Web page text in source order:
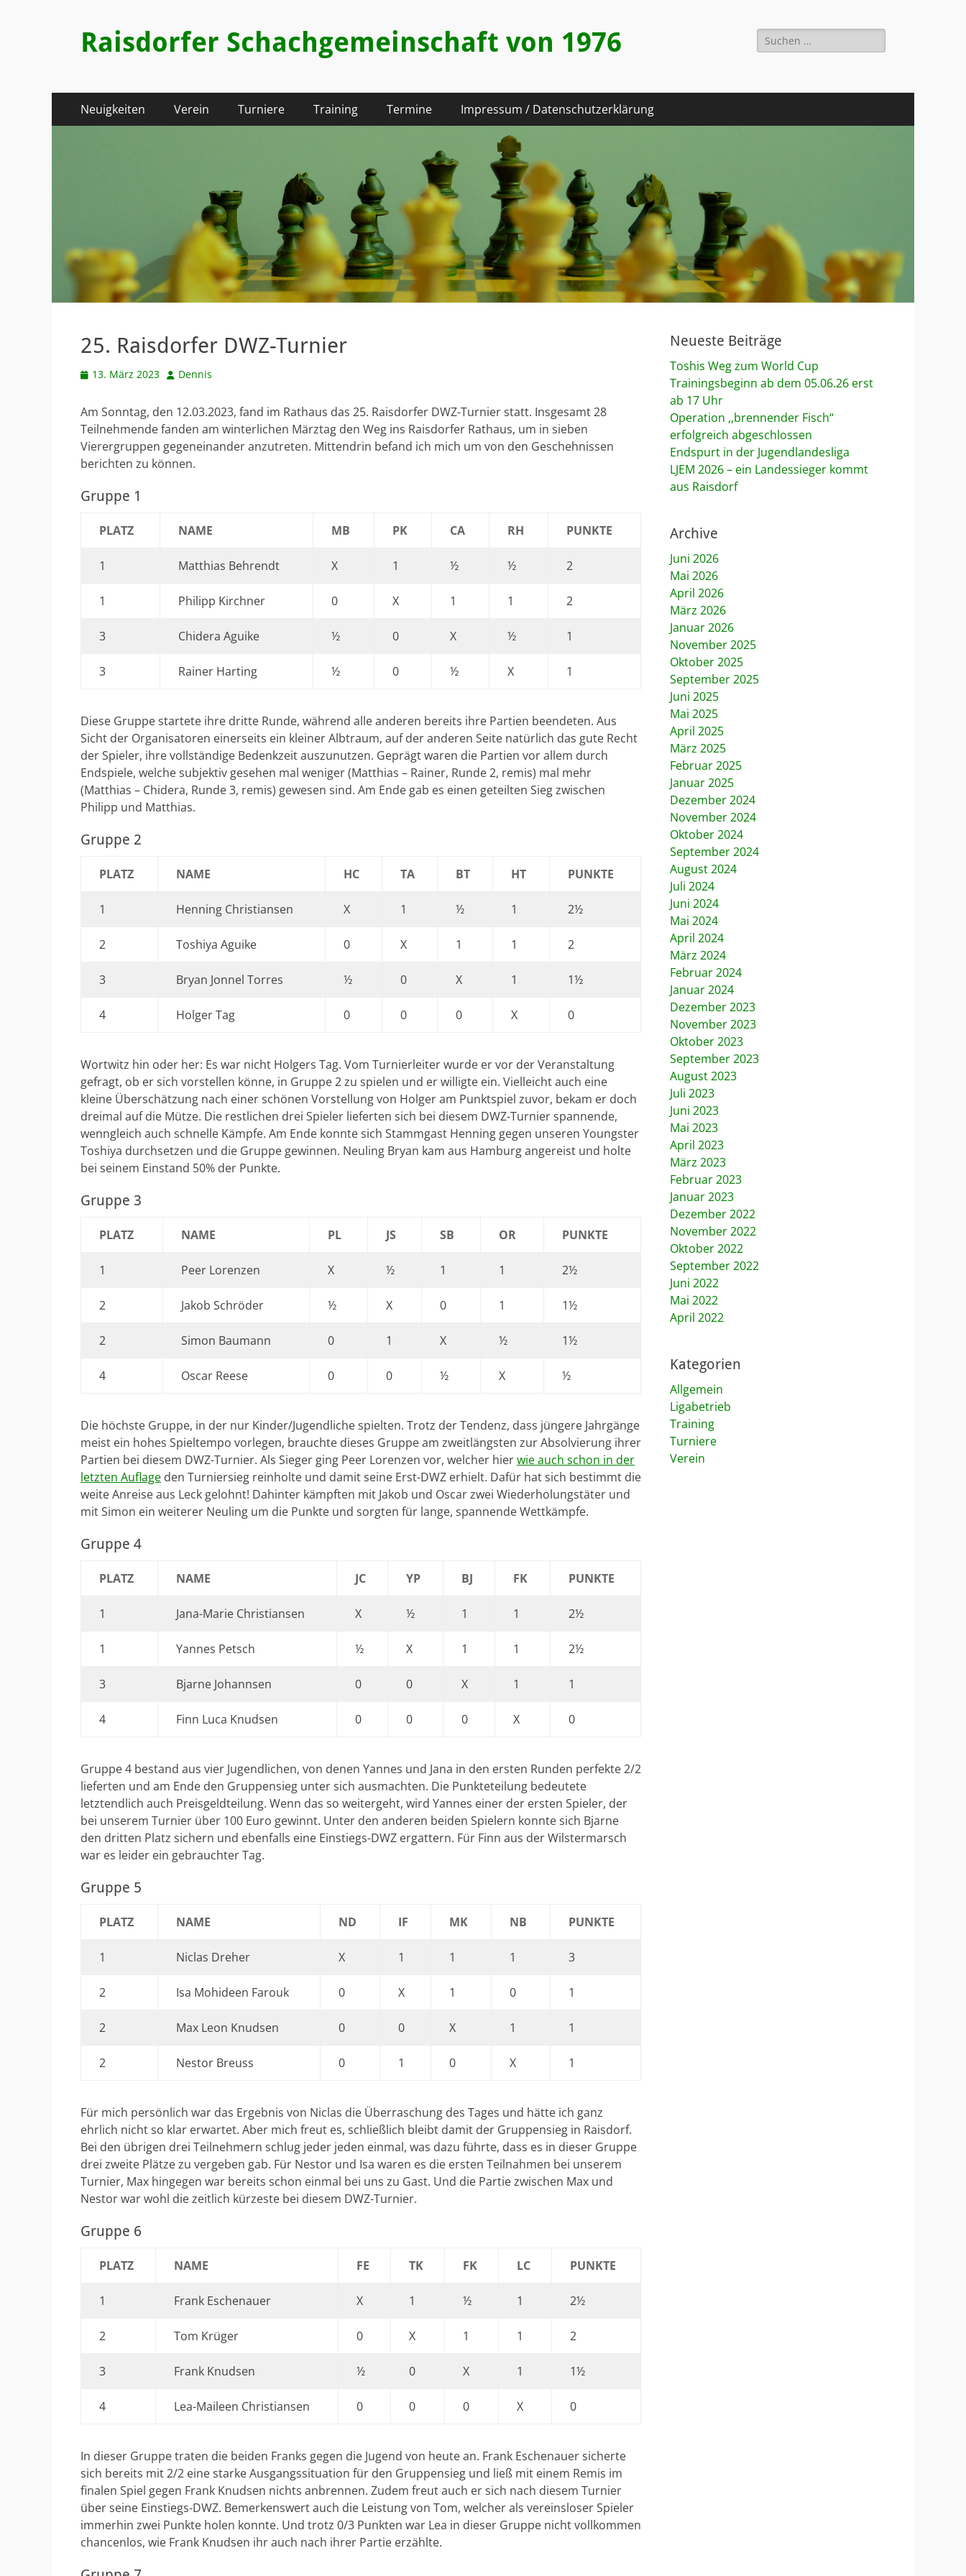
Raisdorfer Schachgemeinschaft von 1976
Suchen
nach:
Primäres
Menü
Inhalt
Neuigkeiten Verein Turniere Training Termine Impressum / Datenschutzerklärung
25. Raisdorfer DWZ-Turnier
Veröffentlicht
13. März 2023 AutorDennis
Am Sonntag, den 12.03.2023, fand im Rathaus das 25. Raisdorfer DWZ-Turnier statt. Insgesamt 28
Teilnehmende fanden am winterlichen Märztag den Weg ins Raisdorfer Rathaus, um in sieben
Vierergruppen gegeneinander anzutreten. Mittendrin befand ich mich um von den Geschehnissen
berichten zu können.
Gruppe 1
PLATZ NAME MB PK CA RH PUNKTE
1 Matthias Behrendt X 1 ½ ½ 2
1 Philipp Kirchner 0 X 1 1 2
3 Chidera Aguike ½ 0 X ½ 1
3 Rainer Harting ½ 0 ½ X 1
Diese Gruppe startete ihre dritte Runde, während alle anderen bereits ihre Partien beendeten. Aus
Sicht der Organisatoren einerseits ein kleiner Albtraum, auf der anderen Seite natürlich das gute Recht
der Spieler, ihre vollständige Bedenkzeit auszunutzen. Geprägt waren die Partien vor allem durch
Endspiele, welche subjektiv gesehen mal weniger (Matthias – Rainer, Runde 2, remis) mal mehr
(Matthias – Chidera, Runde 3, remis) gewesen sind. Am Ende gab es einen geteilten Sieg zwischen
Philipp und Matthias.
Gruppe 2
PLATZ NAME HC TA BT HT PUNKTE
1 Henning Christiansen X 1 ½ 1 2½
2 Toshiya Aguike 0 X 1 1 2
3 Bryan Jonnel Torres ½ 0 X 1 1½
4 Holger Tag 0 0 0 X 0
Wortwitz hin oder her: Es war nicht Holgers Tag. Vom Turnierleiter wurde er vor der Veranstaltung
gefragt, ob er sich vorstellen könne, in Gruppe 2 zu spielen und er willigte ein. Vielleicht auch eine
kleine Überschätzung nach einer schönen Vorstellung von Holger am Punktspiel zuvor, bekam er doch
dreimal auf die Mütze. Die restlichen drei Spieler lieferten sich bei diesem DWZ-Turnier spannende,
wenngleich auch schnelle Kämpfe. Am Ende konnte sich Stammgast Henning gegen unseren Youngster
Toshiya durchsetzen und die Gruppe gewinnen. Neuling Bryan kam aus Hamburg angereist und holte
bei seinem Einstand 50% der Punkte.
Gruppe 3
PLATZ NAME PL JS SB OR PUNKTE
1 Peer Lorenzen X ½ 1 1 2½
2 Jakob Schröder ½ X 0 1 1½
2 Simon Baumann 0 1 X ½ 1½
4 Oscar Reese 0 0 ½ X ½
Die höchste Gruppe, in der nur Kinder/Jugendliche spielten. Trotz der Tendenz, dass jüngere Jahrgänge
meist ein hohes Spieltempo vorlegen, brauchte dieses Gruppe am zweitlängsten zur Absolvierung ihrer
Partien bei diesem DWZ-Turnier. Als Sieger ging Peer Lorenzen vor, welcher hierwie auch schon in der
letzten Auflage den Turniersieg reinholte und damit seine Erst-DWZ erhielt. Dafür hat sich bestimmt die
weite Anreise aus Leck gelohnt! Dahinter kämpften mit Jakob und Oscar zwei Wiederholungstäter und
mit Simon ein weiterer Neuling um die Punkte und sorgten für lange, spannende Wettkämpfe.
Gruppe 4
PLATZ NAME JC YP BJ FK PUNKTE
1 Jana-Marie Christiansen X ½ 1 1 2½
1 Yannes Petsch ½ X 1 1 2½
3 Bjarne Johannsen 0 0 X 1 1
4 Finn Luca Knudsen 0 0 0 X 0
Gruppe 4 bestand aus vier Jugendlichen, von denen Yannes und Jana in den ersten Runden perfekte 2/2
lieferten und am Ende den Gruppensieg unter sich ausmachten. Die Punkteteilung bedeutete
letztendlich auch Preisgeldteilung. Wenn das so weitergeht, wird Yannes einer der ersten Spieler, der
bei unserem Turnier über 100 Euro gewinnt. Unter den anderen beiden Spielern konnte sich Bjarne
den dritten Platz sichern und ebenfalls eine Einstiegs-DWZ ergattern. Für Finn aus der Wilstermarsch
war es leider ein gebrauchter Tag.
Gruppe 5
PLATZ NAME ND IF MK NB PUNKTE
1 Niclas Dreher X 1 1 1 3
2 Isa Mohideen Farouk 0 X 1 0 1
2 Max Leon Knudsen 0 0 X 1 1
2 Nestor Breuss 0 1 0 X 1
Für mich persönlich war das Ergebnis von Niclas die Überraschung des Tages und hätte ich ganz
ehrlich nicht so klar erwartet. Aber mich freut es, schließlich bleibt damit der Gruppensieg in Raisdorf.
Bei den übrigen drei Teilnehmern schlug jeder jeden einmal, was dazu führte, dass es in dieser Gruppe
drei zweite Plätze zu vergeben gab. Für Nestor und Isa waren es die ersten Teilnahmen bei unserem
Turnier, Max hingegen war bereits schon einmal bei uns zu Gast. Und die Partie zwischen Max und
Nestor war wohl die zeitlich kürzeste bei diesem DWZ-Turnier.
Gruppe 6
PLATZ NAME FE TK FK LC PUNKTE
1 Frank Eschenauer X 1 ½ 1 2½
2 Tom Krüger 0 X 1 1 2
3 Frank Knudsen ½ 0 X 1 1½
4 Lea-Maileen Christiansen 0 0 0 X 0
In dieser Gruppe traten die beiden Franks gegen die Jugend von heute an. Frank Eschenauer sicherte
sich bereits mit 2/2 eine starke Ausgangssituation für den Gruppensieg und ließ mit einem Remis im
finalen Spiel gegen Frank Knudsen nichts anbrennen. Zudem freut auch er sich nach diesem Turnier
über seine Einstiegs-DWZ. Bemerkenswert auch die Leistung von Tom, welcher als vereinsloser Spieler
immerhin zwei Punkte holen konnte. Und trotz 0/3 Punkten war Lea in dieser Gruppe nicht vollkommen
chancenlos, wie Frank Knudsen ihr auch nach ihrer Partie erzählte.
Neueste Beiträge
Toshis Weg zum World Cup
Trainingsbeginn ab dem 05.06.26 erst
ab 17 Uhr
Operation ,,brennender Fisch“
erfolgreich abgeschlossen
Endspurt in der Jugendlandesliga
LJEM 2026 – ein Landessieger kommt
aus Raisdorf
Archive
Juni 2026
Mai 2026
April 2026
März 2026
Januar 2026
November 2025
Oktober 2025
September 2025
Juni 2025
Mai 2025
April 2025
März 2025
Februar 2025
Januar 2025
Dezember 2024
November 2024
Oktober 2024
September 2024
August 2024
Juli 2024
Juni 2024
Mai 2024
April 2024
März 2024
Februar 2024
Januar 2024
Dezember 2023
November 2023
Oktober 2023
September 2023
August 2023
Juli 2023
Juni 2023
Mai 2023
April 2023
März 2023
Februar 2023
Januar 2023
Dezember 2022
November 2022
Oktober 2022
September 2022
Juni 2022
Mai 2022
April 2022
Kategorien
Allgemein
Ligabetrieb
Training
Turniere
Verein